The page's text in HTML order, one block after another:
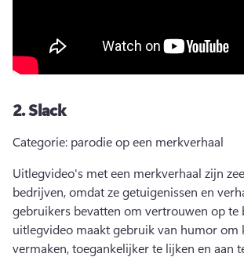
2.Slack
Categorie: parodie op een merkverhaal
Uitlegvideo's met een merkverhaal zijn
bedrijven, omdat ze getuigenissen en
gebruikers bevatten om vertrouwen op te
uitlegvideo maakt gebruik van humor om
vermaken, toegankelijker te lijken en aan